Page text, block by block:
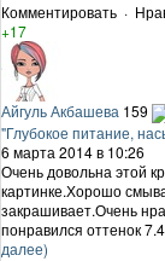
Комментировать ·
+17
Айгуль Акбашева 159
"Глубокое питание,
6 марта 2014 в 10:26
Очень довольна этой
картинке.Хорошо
закрашивает.Очень
понравился оттенок
далее)